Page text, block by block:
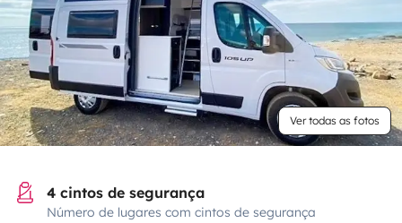
Ver todas as fotos
4 cintos de segurança
Número de lugares com cintos de segurança